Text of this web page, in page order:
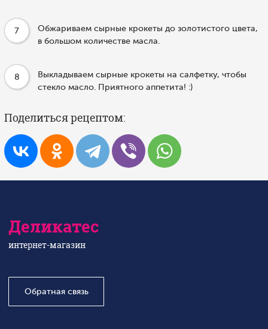
7
Обжариваем сырные крокеты до золотистого цвета,
в большом количестве масла.
8
Выкладываем сырные крокеты на салфетку, чтобы
стекло масло. Приятного аппетита! :)
Поделиться рецептом:
Деликатес
интернет-магазин
Обратная связь